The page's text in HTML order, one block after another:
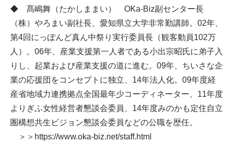
◆ 髙嶋舞（たかしままい） OKa-Biz副センター長
（株）やろまい副社長、愛知県立大学非常勤講師。02年、
第4回にっぽんど真ん中祭り実行委員長（観客動員102万
人）。06年、産業支援第一人者である小出宗昭氏に弟子入
りし、起業および産業支援の道に進む。09年、ちいさな企
業の応援団をコンセプトに独立、14年法人化。09年度経
産省地域力連携拠点全国最年少コーディネーター、11年度
よりぎふ女性経営者懇談会委員、14年度みのかも定住自立
圏構想共生ビジョン懇談会委員などの公職を歴任。
＞＞https://www.oka-biz.net/staff.html